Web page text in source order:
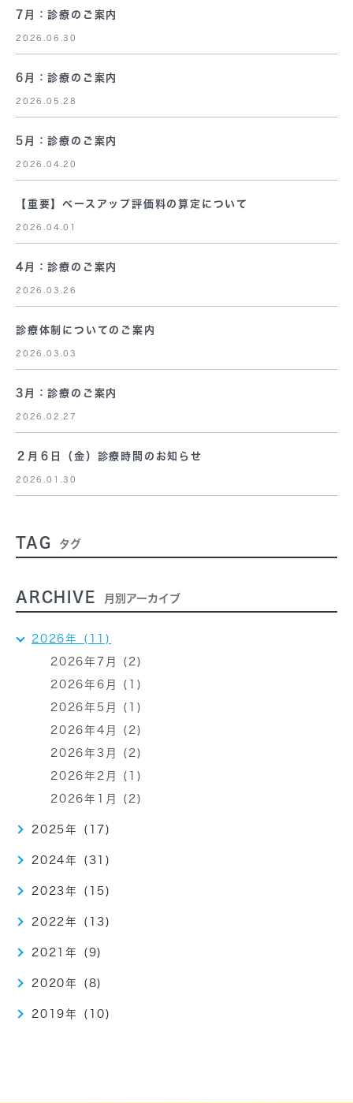
7月：診療のご案内
2026.06.30
6月：診療のご案内
2026.05.28
5月：診療のご案内
2026.04.20
【重要】ベースアップ評価料の算定について
2026.04.01
4月：診療のご案内
2026.03.26
診療体制についてのご案内
2026.03.03
3月：診療のご案内
2026.02.27
２月６日（金）診療時間のお知らせ
2026.01.30
TAG タグ
ARCHIVE 月別アーカイブ
2026年 (11)
2026年7月 (2)
2026年6月 (1)
2026年5月 (1)
2026年4月 (2)
2026年3月 (2)
2026年2月 (1)
2026年1月 (2)
2025年 (17)
2024年 (31)
2023年 (15)
2022年 (13)
2021年 (9)
2020年 (8)
2019年 (10)